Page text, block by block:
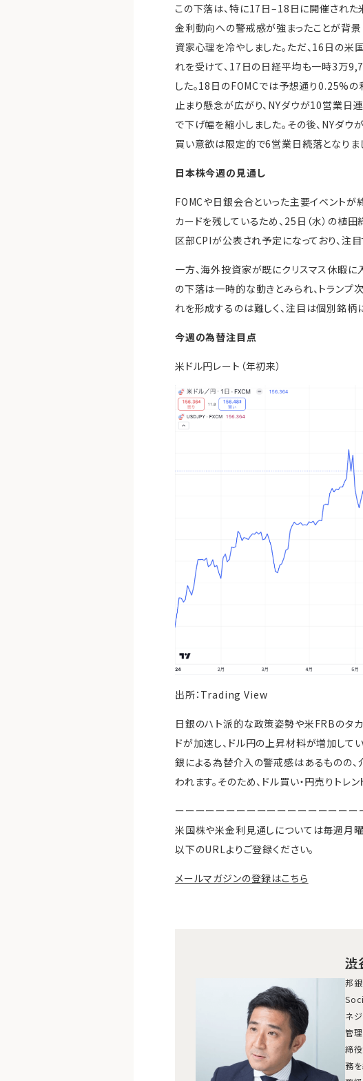
この下落は、特に17日–18日に開催され
金利動向への警戒感が強まったことが背景
資家心理を冷やしました。ただ、16日の
れを受けて、17日の日経平均も一時3万
した。18日のFOMCでは予想通り0.25%
止まり懸念が広がり、NYダウが10営業日
で下げ幅を縮小しました。その後、NYダ
買い意欲は限定的で6営業日続落となりま
日本株今週の見通し
FOMCや日銀会合といった主要イベントが
カードを残しているため、25日（水）の植
区部CPIが公表され予定になっており、注目
一方、海外投資家が既にクリスマス休暇
の下落は一時的な動きとみられ、トラン
れを形成するのは難しく、注目は個別銘柄
今週の為替注目点
米ドル円レート（年初来）
出所：Trading View
日銀のハト派的な政策姿勢や米FRBのタ
ドが加速し、ドル円の上昇材料が増加して
銀による為替介入の警戒感はあるものの
われます。そのため、ドル買い・円売りトレ
ーーーーーーーーーーーーーーーーーー
米国株や米金利見通しについては毎週月
以下のURLよりご登録ください。
メールマガジンの登録はこちら
渋
邦
ネ
管
締
務